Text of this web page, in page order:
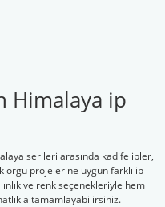
Himalaya ip
serileri arasında kadife ipler,
örgü projelerine uygun farklı ip
ve renk seçenekleriyle hem
tamamlayabilirsiniz.